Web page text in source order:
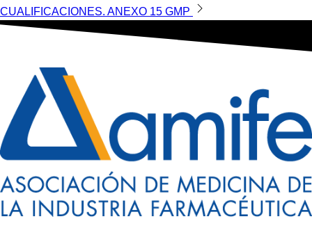
entradas
CUALIFICACIONES. ANEXO 15 GMP